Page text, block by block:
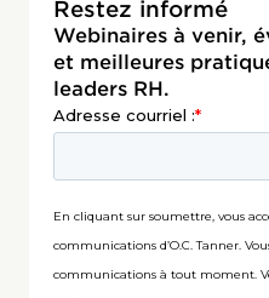
Restez informé
Webinaires à venir,
et meilleures
leaders RH.